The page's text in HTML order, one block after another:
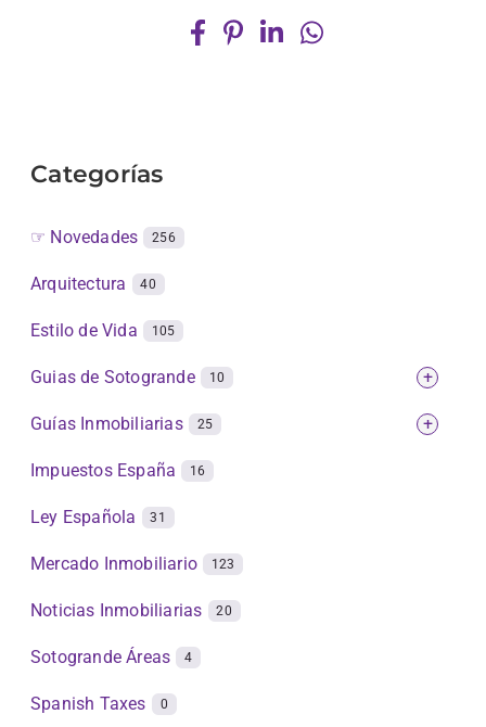
Categorías
☞ Novedades 256
Arquitectura 40
Estilo de Vida 105
Guias de Sotogrande 10 +
Guías Inmobiliarias 25 +
Impuestos España 16
Ley Española 31
Mercado Inmobiliario 123
Noticias Inmobiliarias 20
Sotogrande Áreas 4
Spanish Taxes 0